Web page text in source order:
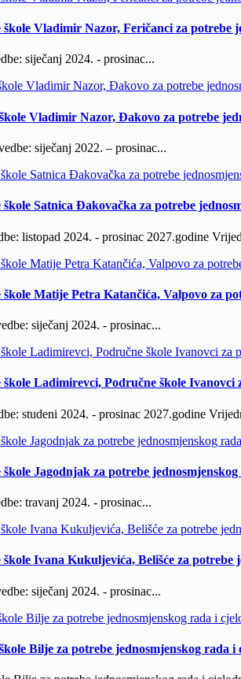
Vladimir Nazor, Feričanci za potrebe
siječanj 2024. - prosinac...
Vladimir Nazor, Đakovo za potrebe
siječanj 2022. – prosinac...
Satnica Đakovačka za potrebe
listopad 2024. - prosinac 2027.godine
Matije Petra Katančića, Valpovo za
siječanj 2024. - prosinac...
Ladimirevci, Područne škole
studeni 2024. - prosinac 2027.godine
Jagodnjak za potrebe
travanj 2024. - prosinac...
Ivana Kukuljevića, Belišće za potrebe
siječanj 2024. - prosinac...
Bilje za potrebe jednosmjenskog rada i